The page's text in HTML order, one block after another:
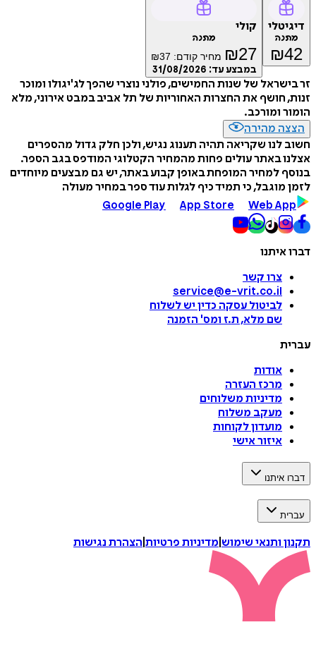
דיגיטלי
מתנה
₪42
קולי
מתנה
₪27 מחיר קודם: ₪37
במבצע עד: 31/08/2026
זר בישראל של שנות החמישים, פולני נוצרי שהפך לג'יגולו ומוכר
זנות, חושף את החצרות האחוריות של תל אביב במבט אירוני, מלא
הומור ומורכב.
הצצה מהירה
חשוב לנו שקריאה תהיה תענוג נגיש, ולכן חלק גדול מהספרים
אצלנו באתר עולים פחות מהמחיר הקטלוגי המודפס בגב הספר.
בנוסף למחיר המופחת באופן קבוע באתר, יש גם מבצעים מיוחדים
לזמן מוגבל, כי תמיד כיף לגלות עוד ספר במחיר מעולה
Google Play
App Store Web App
דברו איתנו
צרו קשר
service@e-vrit.co.il
לביטול עסקה כדין יש לשלוח
שם מלא, ת.ז ומס' הזמנה
עברית
אודות
מרכז העזרה
מדיניות משלוחים
מעקב משלוח
מועדון לקוחות
איזור אישי
דברו איתנו
עברית
תקנון ותנאי שימוש מדיניות פרטיות הצהרת נגישות